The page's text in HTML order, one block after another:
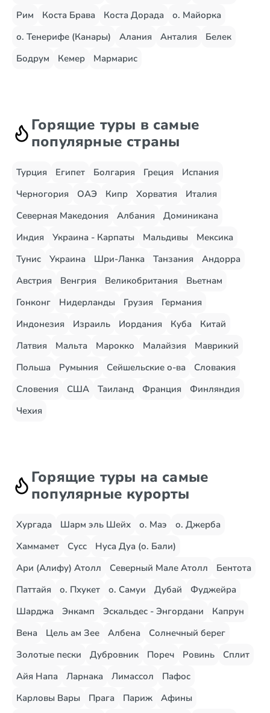
Рим
Коста Брава Коста Дорада
о. Майорка
о. Тенерифе (Канары)
Алания Анталия
Белек
Бодрум
Кемер Мармарис
Горящие туры в самые
популярные страны
Турция Египет Болгария Греция
Испания
Черногория
ОАЭ Кипр Хорватия
Италия
Северная Македония
Албания
Доминикана
Индия
Украина - Карпаты Мальдивы
Мексика
Тунис
Украина Шри-Ланка Танзания
Андорра
Австрия
Венгрия Великобритания
Вьетнам
Гонконг
Нидерланды Грузия
Германия
Индонезия
Израиль Иордания Куба
Китай
Латвия
Мальта Марокко Малайзия
Маврикий
Польша
Румыния Сейшельские о-ва
Словакия
Словения
США Таиланд Франция
Финляндия
Чехия
Горящие туры на самые
популярные курорты
Хургада Шарм эль Шейх о. Маэ
о. Джерба
Хаммамет
Сусс
Нуса Дуа (о. Бали)
Ари (Алифу) Атолл
Северный Мале Атолл
Бентота
Паттайя
о. Пхукет о. Самуи Дубай
Фуджейра
Шарджа
Энкамп Эскальдес - Энгордани
Капрун
Вена
Цель ам Зее Албена
Солнечный берег
Золотые пески
Дубровник Пореч Ровинь
Сплит
Айя Напа
Ларнака Лимассол
Пафос
Карловы Вары
Прага Париж
Афины